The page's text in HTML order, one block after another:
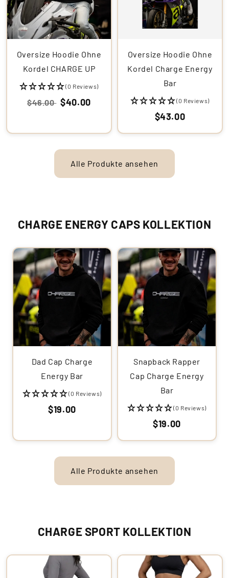
Oversize Hoodie Ohne
Kordel CHARGE UP
(0 Reviews)
$46.00 $40.00
Oversize Hoodie Ohne
Kordel Charge Energy
Bar
(0 Reviews)
$43.00
Alle Produkte ansehen
CHARGE ENERGY CAPS KOLLEKTION
Dad Cap Charge
Energy Bar
(0 Reviews)
$19.00
Snapback Rapper
Cap Charge Energy
Bar
(0 Reviews)
$19.00
Alle Produkte ansehen
CHARGE SPORT KOLLEKTION